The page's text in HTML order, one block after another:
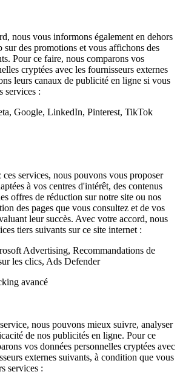
nous vous informons également en dehors
sur des promotions et vous affichons des
Pour ce faire, nous comparons vos
cryptées avec les fournisseurs externes
leurs canaux de publicité en ligne si vous
services :
Google, LinkedIn, Pinterest, TikTok
ces services, nous pouvons vous proposer
à vos centres d'intérêt, des contenus
offres de réduction sur notre site ou nos
des pages que vous consultez et de vos
leur succès. Avec votre accord, nous
tiers suivants sur ce site internet :
Advertising, Recommandations de
les clics, Ads Defender
avancé
nous pouvons mieux suivre, analyser
de nos publicités en ligne. Pour ce
vos données personnelles cryptées avec
externes suivants, à condition que vous
services :